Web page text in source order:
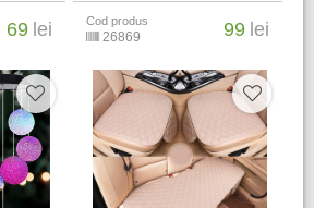
69 lei Cod produs
26869 99 lei